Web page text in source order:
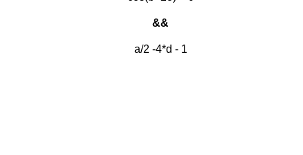
&&
a/2 -4*d - 1